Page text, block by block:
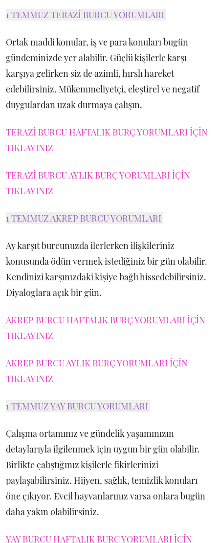
1 TEMMUZ TERAZİ BURCU YORUMLARI
Ortak maddi konular, iş ve para konuları bugün
gündeminizde yer alabilir. Güçlü kişilerle karşı
karşıya gelirken siz de azimli, hırslı hareket
edebilirsiniz. Mükemmeliyetçi, eleştirel ve negatif
duygulardan uzak durmaya çalışın.
TERAZİ BURCU HAFTALIK BURÇ YORUMLARI İÇİN
TIKLAYINIZ
TERAZİ BURCU AYLIK BURÇ YORUMLARI İÇİN
TIKLAYINIZ
1 TEMMUZ AKREP BURCU YORUMLARI
Ay karşıt burcunuzda ilerlerken ilişkileriniz
konusunda ödün vermek istediğiniz bir gün olabilir.
Kendinizi karşınızdaki kişiye bağlı hissedebilirsiniz.
Diyaloglara açık bir gün.
AKREP BURCU HAFTALIK BURÇ YORUMLARI İÇİN
TIKLAYINIZ
AKREP BURCU AYLIK BURÇ YORUMLARI İÇİN
TIKLAYINIZ
1 TEMMUZ YAY BURCU YORUMLARI
Çalışma ortamınız ve gündelik yaşamınızın
detaylarıyla ilgilenmek için uygun bir gün olabilir.
Birlikte çalıştığınız kişilerle fikirlerinizi
paylaşabilirsiniz. Hijyen, sağlık, temizlik konuları
öne çıkıyor. Evcil hayvanlarınız varsa onlara bugün
daha yakın olabilirsiniz.
YAY BURCU HAFTALIK BURÇ YORUMLARI İÇİN